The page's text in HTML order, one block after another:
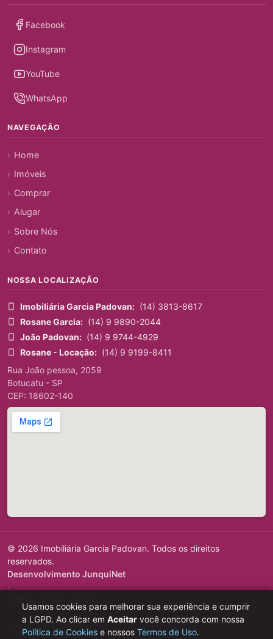
Facebook
Instagram
YouTube
WhatsApp
NAVEGAÇÃO
Home
Imóveis
Comprar
Alugar
Sobre Nós
Contato
NOSSA LOCALIZAÇÃO
Imobiliária Garcia Padovan: (14) 3813-8617
Rosane Garcia: (14) 9 9890-2044
João Padovan: (14) 9 9744-4929
Rosane - Locação: (14) 9 9199-8411
Rua João pessoa, 2059
Botucatu - SP
CEP: 18602-140
© 2026 Imobiliária Garcia Padovan. Todos os direitos
reservados.
Desenvolvimento JunquiNet
·
Política de Cookies
Usamos cookies para melhorar sua experiência e cumprir
a LGPD. Ao clicar em Aceitar você concorda com nossa
Política de Cookies e nossos Termos de Uso.